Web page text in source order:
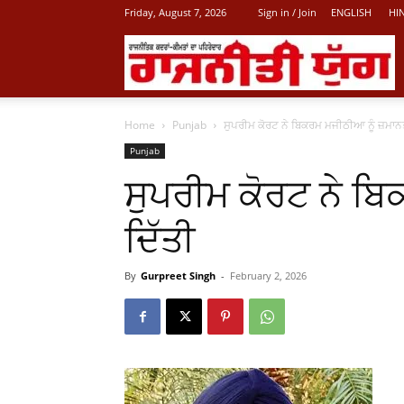
Friday, August 7, 2026 Sign in / Join ENGLISH
Home Punjab ਸੁਪਰੀਮ ਕੋਰਟ ਨੇ ਬਿਕਰਮ ਮਜੀਠੀਆ ਨੂੰ
Punjab
ਸੁਪਰੀਮ ਕੋਰਟ ਨੇ
ਦਿੱਤੀ
By Gurpreet Singh - February 2, 2026